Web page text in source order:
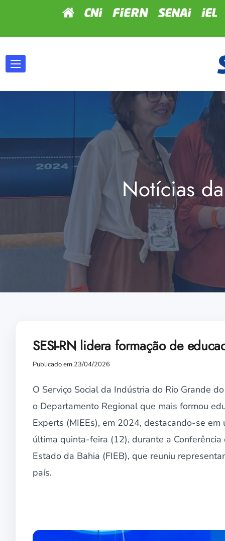
Notícias
SESI-RN lidera formação de
Publicado em 23/04/2026
O Serviço Social da Indústria do Rio Grande
o Departamento Regional que mais formou
Experts (MIEEs), em 2024, destacando-se
última quinta-feira (12), durante a
Estado da Bahia (FIEB), que reuniu
país.